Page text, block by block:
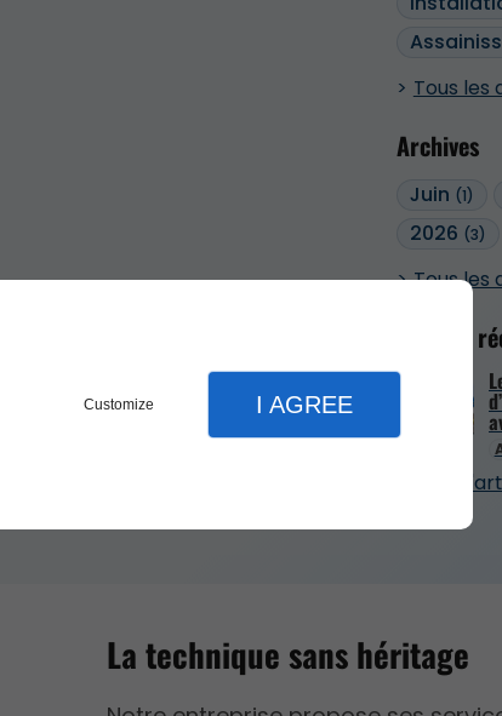
Customize I AGREE
Tous les
Archives
Juin (1)
2026 (3)
Tous les
Articles
Plus
La technique sans héritage